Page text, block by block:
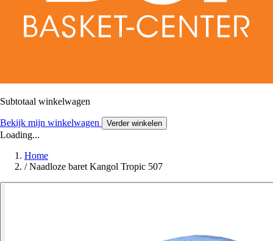
Subtotaal winkelwagen
Bekijk mijn winkelwagen Verder winkelen
Loading...
Home
/ Naadloze baret Kangol Tropic 507